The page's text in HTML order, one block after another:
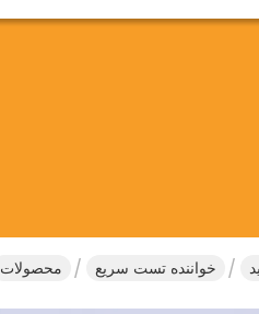
محصولات خواننده تست سریع